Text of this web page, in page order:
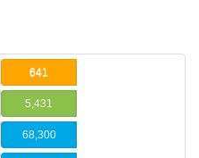
641
5,431
68,300